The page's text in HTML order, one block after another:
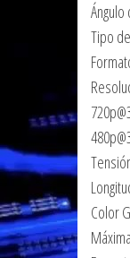
Ángulo
Tipo
Color